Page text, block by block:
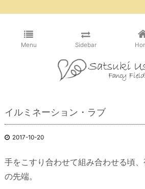
Menu Sidebar
イルミネーション・ラブ
2017-10-20
手をこすり合わせて組み合わせる頃
の先端。